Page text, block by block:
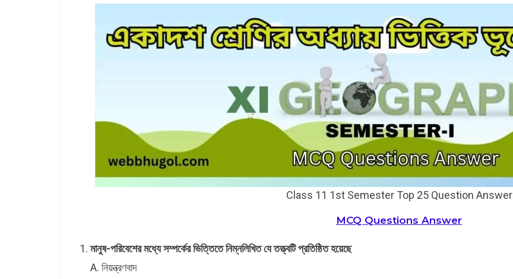
Class 11 1st Semester Top 25 Question Answer
MCQ Questions Answer
মানুষ-পরিবেশের মধ্যে সম্পর্কের ভিত্তিতে নিম্নলিখিত যে তত্ত্বটি প্রতিষ্ঠিত হয়েছে
A. নিয়ন্ত্রণবাদ